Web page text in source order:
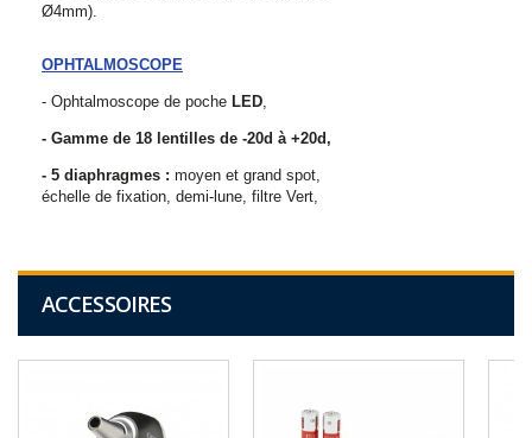
Ø4mm).
OPHTALMOSCOPE
- Ophtalmoscope de poche LED,
- Gamme de 18 lentilles de -20d à +20d,
- 5 diaphragmes : moyen et grand spot,
échelle de fixation, demi-lune, filtre Vert,
ACCESSOIRES